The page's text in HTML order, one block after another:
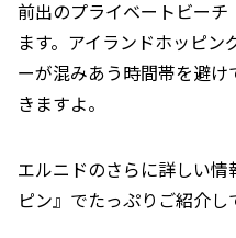
前出のプライベートビー
ます。アイランドホッピ
ーが混みあう時間帯を避
きますよ。
エルニドのさらに詳しい
ピン』でたっぷりご紹介し